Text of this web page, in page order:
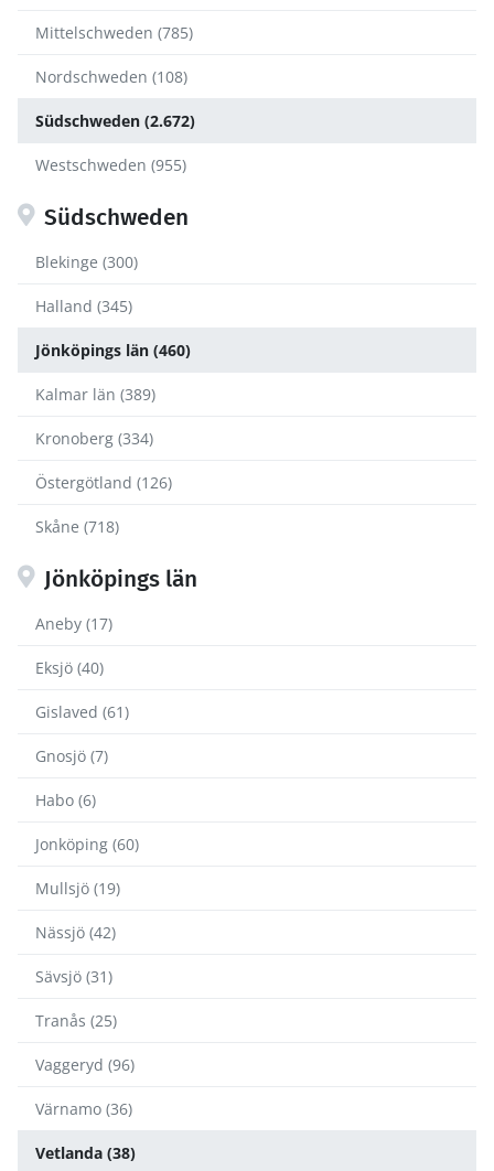
Mittelschweden (785)
Nordschweden (108)
Südschweden (2.672)
Westschweden (955)
Südschweden
Blekinge (300)
Halland (345)
Jönköpings län (460)
Kalmar län (389)
Kronoberg (334)
Östergötland (126)
Skåne (718)
Jönköpings län
Aneby (17)
Eksjö (40)
Gislaved (61)
Gnosjö (7)
Habo (6)
Jonköping (60)
Mullsjö (19)
Nässjö (42)
Sävsjö (31)
Tranås (25)
Vaggeryd (96)
Värnamo (36)
Vetlanda (38)